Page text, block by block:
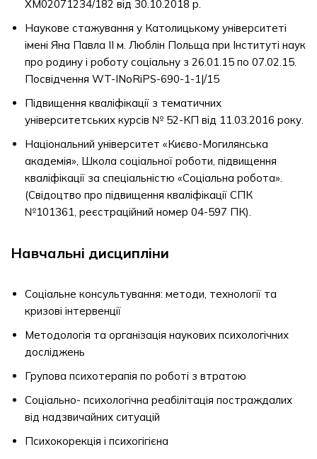
ХМ02071234/182 від 30.10.2018 р.
Наукове стажування у Католицькому університеті
імені Яна Павла ІІ м. Люблін Польща при Інституті наук
про родину і роботу соціальну з 26.01.15 по 07.02.15.
Посвідчення WT-INoRiPS-690-1-1|/15
Підвищення кваліфікації з тематичних
університетських курсів № 52-КП від 11.03.2016 року.
Національний університет «Києво-Могилянська
академія», Школа соціальної роботи, підвищення
кваліфікації за спеціальністю «Соціальна робота».
(Свідоцтво про підвищення кваліфікації СПК
№101361, реєстраційний номер 04-597 ПК).
Навчальні дисципліни
Соціальне консультування: методи, технології та
кризові інтервенції
Методологія та організація наукових психологічних
досліджень
Групова психотерапія по роботі з втратою
Соціально- психологічна реабілітація постраждалих
від надзвичайних ситуацій
Психокорекція і психогігієна